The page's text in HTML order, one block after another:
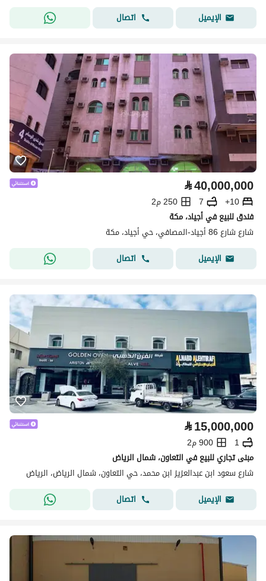
الإيميل
اتصال
⃁40,000,000
10+
7
250 م2
فندق للبيع في أجياد، مكة
شارع شارع 86 أجياد-المصافي، حي أجياد، مكة
الإيميل
اتصال
⃁15,000,000
1
900 م2
مبنى تجاري للبيع في التعاون، شمال الرياض
شارع سعود ابن عبدالعزيز ابن محمد، حي التعاون، شمال الرياض، الرياض
الإيميل
اتصال